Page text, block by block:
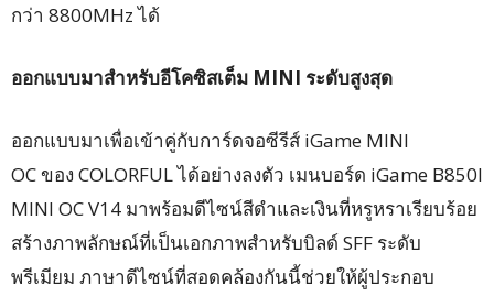
กว่า 8800MHz ได้
ออกแบบมาสำหรับอีโคซิสเต็ม MINI ระดับสูงสุด
ออกแบบมาเพื่อเข้าคู่กับการ์ดจอซีรีส์ iGame MINI
OC ของ COLORFUL ได้อย่างลงตัว เมนบอร์ด iGame B850I
MINI OC V14 มาพร้อมดีไซน์สีดำและเงินที่หรูหราเรียบร้อย
สร้างภาพลักษณ์ที่เป็นเอกภาพสำหรับบิลด์ SFF ระดับ
พรีเมียม ภาษาดีไซน์ที่สอดคล้องกันนี้ช่วยให้ผู้ประกอบ